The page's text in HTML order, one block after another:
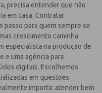
precisa entender que não
em casa. Contratar
passo para quem sempre se
crescimento caminha
especialista na produção de
e uma agência para
digitais. Escolhemos
em questões
importa: atender bem